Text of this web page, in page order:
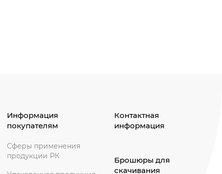
Информация
покупателям
Сферы применения
продукции РК
Контактная
информация
Брошюры для
скачивания